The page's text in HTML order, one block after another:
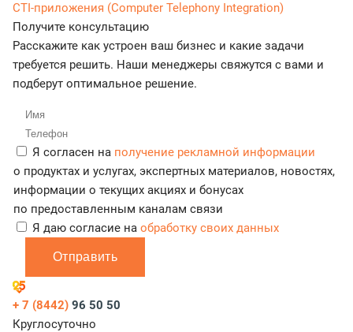
CTI-приложения (Computer Telephony Integration)
Получите консультацию
Расскажите как устроен ваш бизнес и какие задачи
требуется решить. Наши менеджеры свяжутся с вами и
подберут оптимальное решение.
Я согласен на получение рекламной информации
о продуктах и услугах, экспертных материалов, новостях,
информации о текущих акциях и бонусах
по предоставленным каналам связи
Я даю согласие на обработку своих данных
Отправить
+ 7 (8442) 96 50 50
Круглосуточно